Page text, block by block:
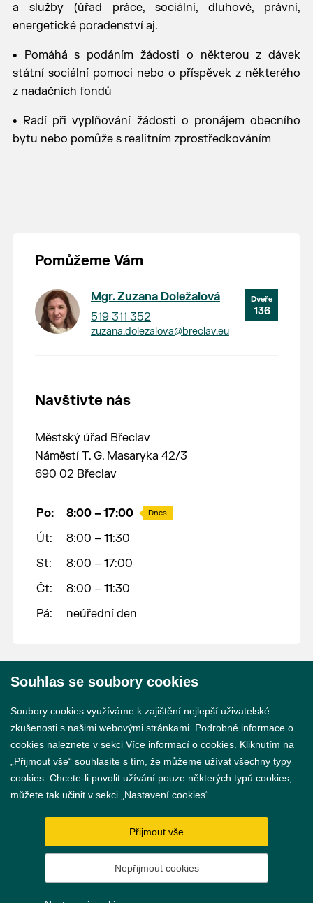
a služby (úřad práce, sociální, dluhové, právní,
energetické poradenství aj.
• Pomáhá s podáním žádosti o některou z dávek
státní sociální pomoci nebo o příspěvek z některého
z nadačních fondů
• Radí při vyplňování žádosti o pronájem obecního
bytu nebo pomůže s realitním zprostředkováním
Pomůžeme Vám
136
Mgr. Zuzana Doležalová
519 311 352
zuzana.dolezalova@breclav.eu
Navštivte nás
Městský úřad Břeclav
Náměstí T. G. Masaryka 42/3
690 02 Břeclav
Po: 8:00 – 17:00 Dnes
Út:
8:00 – 11:30
St:
8:00 – 17:00
Čt:
8:00 – 11:30
Pá:
neúřední den
GDPR
Nastavení cookies
Souhlas se soubory cookies
Soubory cookies využíváme k zajištění nejlepší uživatelské
zkušenosti s našimi webovými stránkami. Podrobné informace o
cookies naleznete v sekci Více informací o cookies . Kliknutím na
„Přijmout vše“ souhlasíte s tím, že můžeme užívat všechny typy
cookies. Chcete-li povolit užívání pouze některých typů cookies,
můžete tak učinit v sekci „Nastavení cookies“.
Přijmout vše
Nepřijmout cookies